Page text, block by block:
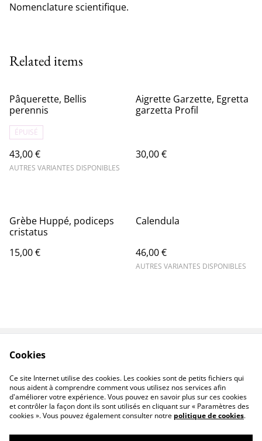
Nomenclature scientifique.
Related items
Pâquerette, Bellis
perennis
ÉPUISÉ
43,00 €
AUTRES VARIANTES DISPONIBLES
Aigrette Garzette, Egretta
garzetta Profil
30,00 €
Grèbe Huppé, podiceps
cristatus
15,00 €
Calendula
46,00 €
AUTRES VARIANTES DISPONIBLES
Privacy Policy
Cookie Policy
F.A.Q
Cookies
Ce site Internet utilise des cookies. Les cookies sont de petits fichiers qui
nous aident à comprendre comment vous utilisez nos services afin
d'améliorer votre expérience. Vous pouvez en savoir plus sur ces cookies
et contrôler la façon dont ils sont utilisés en cliquant sur « Paramètres des
cookies ». Vous pouvez également consulter notre politique de cookies.